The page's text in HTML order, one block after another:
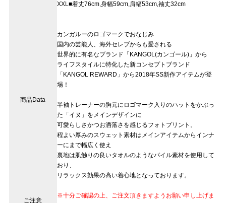
XXL■着丈76cm,身幅59cm,肩幅53cm,袖丈32cm
商品Data
カンガルーのロゴマークでおなじみ
国内の芸能人、海外セレブからも愛される
世界的に有名なブランド「KANGOL(カンゴール)」から
ライフスタイルに特化した新コンセプトブランド
「KANGOL REWARD」から2018年SS新作アイテムが登
場！
半袖トレーナーの胸元にロゴマーク入りのハットをかぶっ
た「イヌ」をメインデザインに
可愛らしさかつお洒落さを感じるフォトプリント。
程よい厚みのスウェット素材はメインアイテムからインナ
ーにまで幅広く使え
裏地は肌触りの良いタオルのようなパイル素材を使用して
おり、
リラックス効果の高い着心地となっております。
ご注意
※十分ご確認の上、ご注文頂きますようお願い申し上げま